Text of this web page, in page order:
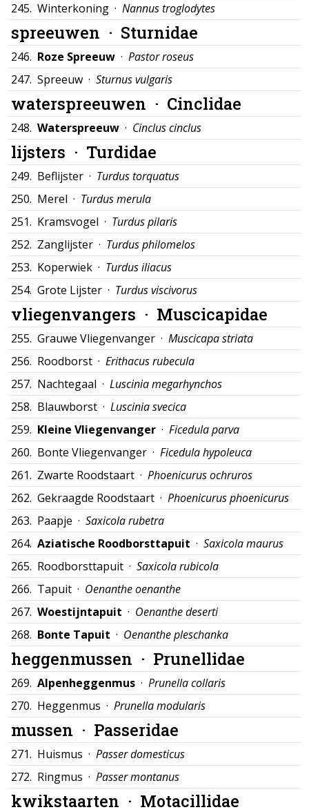
245. Winterkoning · Nannus troglodytes
spreeuwen · Sturnidae
246. Roze Spreeuw · Pastor roseus
247. Spreeuw · Sturnus vulgaris
waterspreeuwen · Cinclidae
248. Waterspreeuw · Cinclus cinclus
lijsters · Turdidae
249. Beflijster · Turdus torquatus
250. Merel · Turdus merula
251. Kramsvogel · Turdus pilaris
252. Zanglijster · Turdus philomelos
253. Koperwiek · Turdus iliacus
254. Grote Lijster · Turdus viscivorus
vliegenvangers · Muscicapidae
255. Grauwe Vliegenvanger · Muscicapa striata
256. Roodborst · Erithacus rubecula
257. Nachtegaal · Luscinia megarhynchos
258. Blauwborst · Luscinia svecica
259. Kleine Vliegenvanger · Ficedula parva
260. Bonte Vliegenvanger · Ficedula hypoleuca
261. Zwarte Roodstaart · Phoenicurus ochruros
262. Gekraagde Roodstaart · Phoenicurus phoenicurus
263. Paapje · Saxicola rubetra
264. Aziatische Roodborsttapuit · Saxicola maurus
265. Roodborsttapuit · Saxicola rubicola
266. Tapuit · Oenanthe oenanthe
267. Woestijntapuit · Oenanthe deserti
268. Bonte Tapuit · Oenanthe pleschanka
heggenmussen · Prunellidae
269. Alpenheggenmus · Prunella collaris
270. Heggenmus · Prunella modularis
mussen · Passeridae
271. Huismus · Passer domesticus
272. Ringmus · Passer montanus
kwikstaarten · Motacillidae